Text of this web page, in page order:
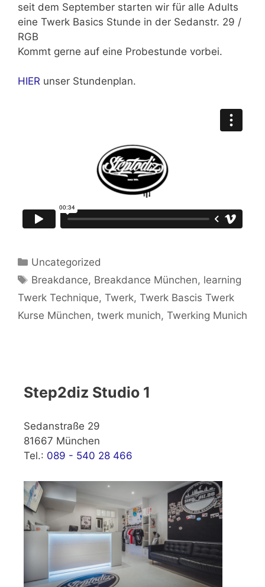
seit dem September starten wir für alle Adults
eine Twerk Basics Stunde in der Sedanstr. 29 /
RGB
Kommt gerne auf eine Probestunde vorbei.
HIER unser Stundenplan.
Kategorien
Uncategorized
Schlagwörter
Breakdance, Breakdance München, learning
Twerk Technique, Twerk, Twerk Bascis Twerk
Kurse München, twerk munich, Twerking Munich
Step2diz Studio 1
Sedanstraße 29
81667 München
Tel.: 089 - 540 28 466